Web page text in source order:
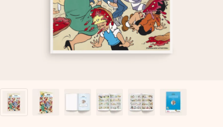
jullie foto of een boodschap die raakt. Zonder gedoe, maar
met alle aandacht voor het moment.